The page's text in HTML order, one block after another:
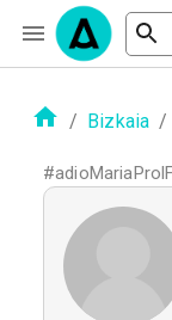
/ Bizkaia /
#